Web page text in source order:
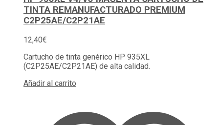
TINTA REMANUFACTURADO PREMIUM
C2P25AE/C2P21AE
12,40€
Cartucho de tinta genérico HP 935XL
(C2P25AE/C2P21AE) de alta calidad.
Añadir al carrito